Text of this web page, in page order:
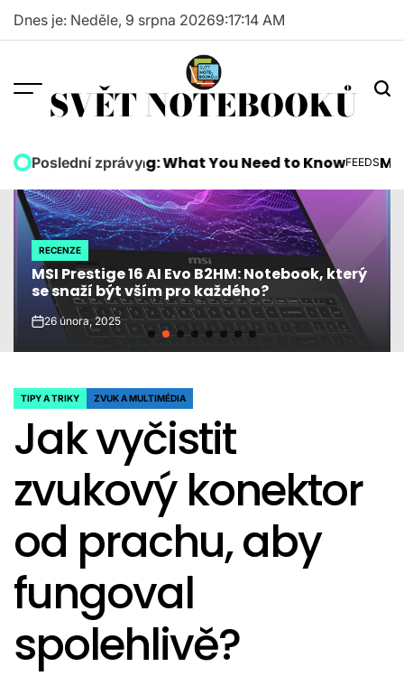
Skip
Dnes je: Neděle, 9 srpna 20269:17:15 AM
SVĚT NOTEBOOKŮ
Poslední zprávy
Are Coming: What You Need to KnowPOSTED
FEEDSMicrosoft
POSTED
IN
RECENZE
MSI Prestige 16 AI Evo B2HM: Notebook, který
se snaží být vším pro každého?
on26 února, 2025
POSTED
TIPY A TRIKY ZVUK A MULTIMÉDIA
Jak vyčistit
zvukový konektor
od prachu, aby
fungoval
spolehlivě?